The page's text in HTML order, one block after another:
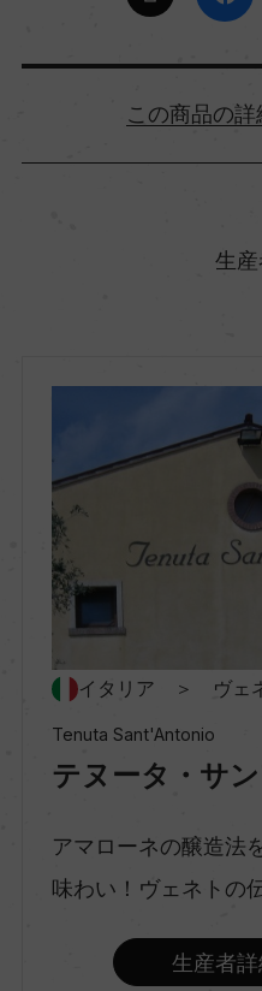
詳
ヴァルポリチェッラ
村名
種類
スティルワイン
フルボディ
品種（原材料）
コルヴィーナ&コルヴ
生
イタリア ＞ ヴェ
Tenuta Sant'Antonio
テヌータ・サ
アマローネの醸造法
味わい！ヴェネトの
生産者